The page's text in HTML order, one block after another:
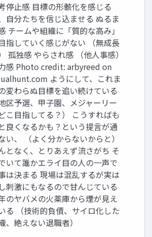
停⽌感 ⽬標の形骸化を感じる
⾃分たちを信じ込ませる ぬるま
チームや組織に「質的な⾼み」
指していく感じがない （無成⻑
孤独感 やらされ感 （他⼈事感）
感 Photo credit: arbyreed on
ようにして、これま
変わらぬ⽬標を追い続けている
地区予選、甲⼦園、メジャーリー
こ⽬指してる？） こうすればも
良くなるかも？という提⾔が通
い、 （よく分からないからと）
となく、とりあえず流さがち そ
いて誰かエライ⽬の⼈の⼀声で
は決まる 現場は混乱するが実は
刺激にもなるので⽢んじている
のヤバメの⽕薬庫から煙が⾒え
る （技術的負債、サイロ化した
、絶えない退職者）